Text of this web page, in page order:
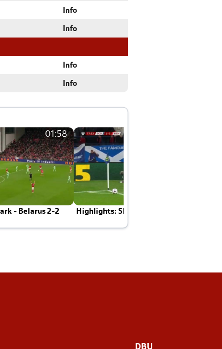
Info
Info
Info
Info
01:58
- Belarus 2-2 Highlights: Skotland - Danmark 4-2